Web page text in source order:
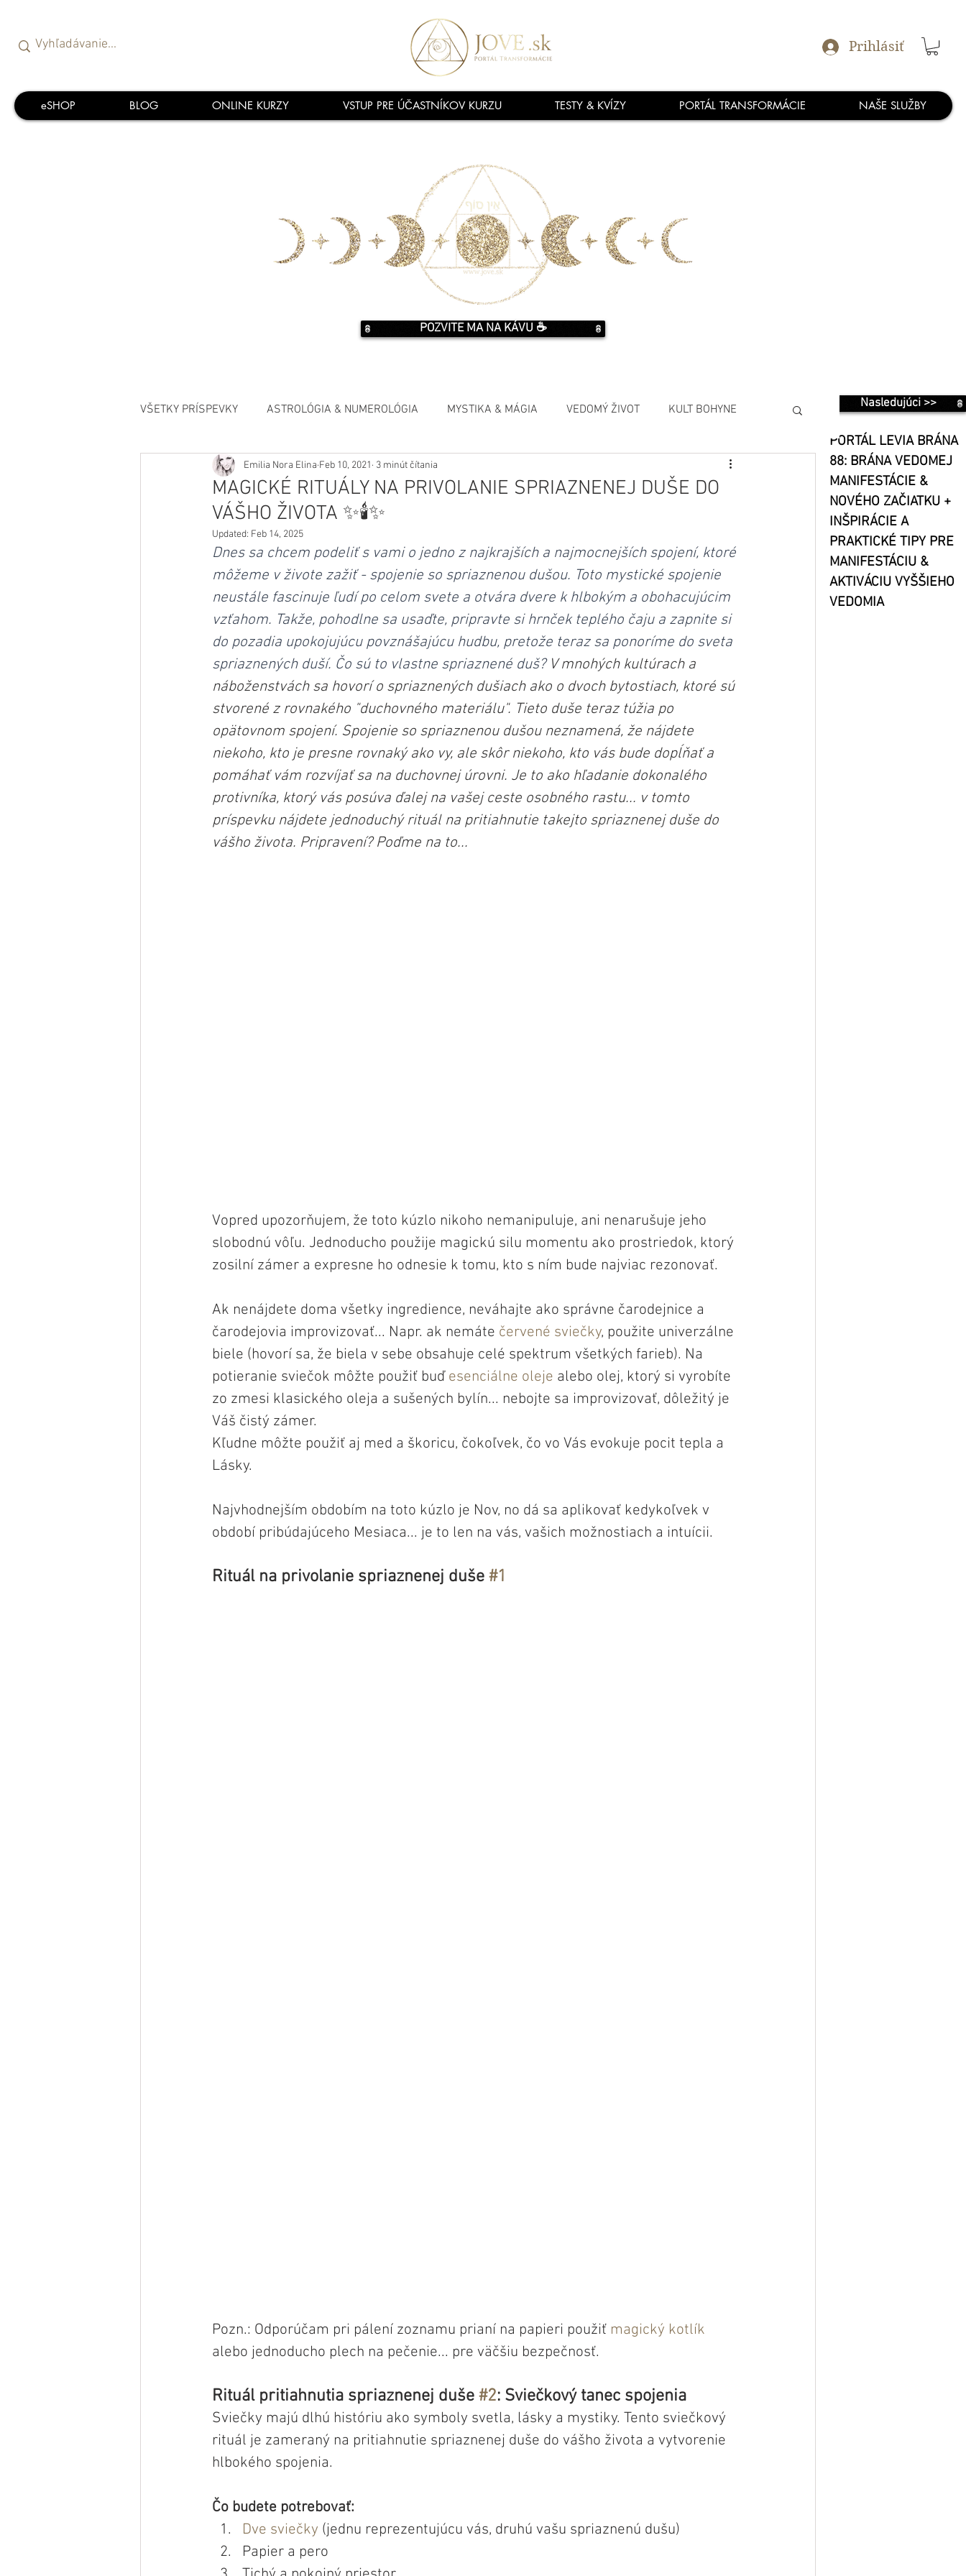
Prihlásiť
eSHOP BLOG ONLINE KURZY VSTUP PRE ÚČASTNÍKOV KURZU TESTY & KVÍZY PORTÁL TRANSFORMÁCIE NAŠE SLUŽBY
POZVITE MA NA KÁVU ☕️
Nasledujúci >>
PORTÁL LEVIA BRÁNA
88: BRÁNA VEDOMEJ
MANIFESTÁCIE &
NOVÉHO ZAČIATKU +
INŠPIRÁCIE A
PRAKTICKÉ TIPY PRE
MANIFESTÁCIU &
AKTIVÁCIU VYŠŠIEHO
VEDOMIA
VŠETKY PRÍSPEVKY ASTROLÓGIA & NUMEROLÓGIA MYSTIKA & MÁGIA VEDOMÝ ŽIVOT KULT BOHYNE
MANIFESTÁCIA
MAGICKÉ RITUÁLY NA PRIVOLANIE SPRIAZNENEJ DUŠE DO
VÁŠHO ŽIVOTA ✨🕯✨
Emilia Nora Elina Feb 10, 2021 3 minút čítania
Updated: Feb 14, 2025
Dnes sa chcem podeliť s vami o jedno z najkrajších a najmocnejších spojení, ktoré
môžeme v živote zažiť - spojenie so spriaznenou dušou. Toto mystické spojenie
neustále fascinuje ľudí po celom svete a otvára dvere k hlbokým a obohacujúcim
vzťahom. Takže, pohodlne sa usaďte, pripravte si hrnček teplého čaju a zapnite si
do pozadia upokojujúcu povznášajúcu hudbu, pretože teraz sa ponoríme do sveta
spriaznených duší. Čo sú to vlastne spriaznené duš? V mnohých kultúrach a
náboženstvách sa hovorí o spriaznených dušiach ako o dvoch bytostiach, ktoré sú
stvorené z rovnakého "duchovného materiálu". Tieto duše teraz túžia po
opätovnom spojení. Spojenie so spriaznenou dušou neznamená, že nájdete
niekoho, kto je presne rovnaký ako vy, ale skôr niekoho, kto vás bude dopĺňať a
pomáhať vám rozvíjať sa na duchovnej úrovni. Je to ako hľadanie dokonalého
protivníka, ktorý vás posúva ďalej na vašej ceste osobného rastu... v tomto
príspevku nájdete jednoduchý rituál na pritiahnutie takejto spriaznenej duše do
vášho života. Pripravení? Poďme na to...
Vopred upozorňujem, že toto kúzlo nikoho nemanipuluje, ani nenarušuje jeho
slobodnú vôľu. Jednoducho použije magickú silu momentu ako prostriedok, ktorý
zosilní zámer a expresne ho odnesie k tomu, kto s ním bude najviac rezonovať.
Ak nenájdete doma všetky ingredience, neváhajte ako správne čarodejnice a
čarodejovia improvizovať... Napr. ak nemáte červené sviečky, použite univerzálne
biele (hovorí sa, že biela v sebe obsahuje celé spektrum všetkých farieb). Na
potieranie sviečok môžte použiť buď esenciálne oleje alebo olej, ktorý si vyrobíte
zo zmesi klasického oleja a sušených bylín... nebojte sa improvizovať, dôležitý je
Váš čistý zámer.
Kľudne môžte použiť aj med a škoricu, čokoľvek, čo vo Vás evokuje pocit tepla a
Lásky.
Najvhodnejším obdobím na toto kúzlo je Nov, no dá sa aplikovať kedykoľvek v
období pribúdajúceho Mesiaca... je to len na vás, vašich možnostiach a intuícii.
Rituál na privolanie spriaznenej duše #1
Pozn.: Odporúčam pri pálení zoznamu prianí na papieri použiť magický kotlík
alebo jednoducho plech na pečenie... pre väčšiu bezpečnosť.
Rituál pritiahnutia spriaznenej duše #2: Sviečkový tanec spojenia
Sviečky majú dlhú históriu ako symboly svetla, lásky a mystiky. Tento sviečkový
rituál je zameraný na pritiahnutie spriaznenej duše do vášho života a vytvorenie
hlbokého spojenia.
Čo budete potrebovať:
Dve sviečky (jednu reprezentujúcu vás, druhú vašu spriaznenú dušu)
Papier a pero